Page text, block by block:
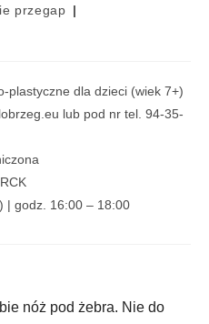
przegap
plastyczne dla dzieci (wiek 7+)
lub pod nr tel. 94-35-
| godz. 16:00 – 18:00
nóż pod żebra. Nie do